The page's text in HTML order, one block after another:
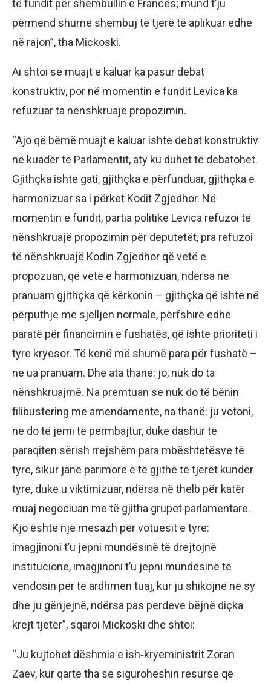
të fundit për shembullin e Francës; mund t’ju
përmend shumë shembuj të tjerë të aplikuar edhe
në rajon”, tha Mickoski.
Ai shtoi se muajt e kaluar ka pasur debat
konstruktiv, por në momentin e fundit Levica ka
refuzuar ta nënshkruajë propozimin.
“Ajo që bëmë muajt e kaluar ishte debat konstruktiv
në kuadër të Parlamentit, aty ku duhet të debatohet.
Gjithçka ishte gati, gjithçka e përfunduar, gjithçka e
harmonizuar sa i përket Kodit Zgjedhor. Në
momentin e fundit, partia politike Levica refuzoi të
nënshkruajë propozimin për deputetët, pra refuzoi
të nënshkruajë Kodin Zgjedhor që vetë e
propozuan, që vetë e harmonizuan, ndërsa ne
pranuam gjithçka që kërkonin – gjithçka që ishte në
përputhje me sjelljen normale, përfshirë edhe
paratë për financimin e fushatës, që ishte prioriteti i
tyre kryesor. Të kenë më shumë para për fushatë –
ne ua pranuam. Dhe ata thanë: jo, nuk do ta
nënshkruajmë. Na premtuan se nuk do të bënin
filibustering me amendamente, na thanë: ju votoni,
ne do të jemi të përmbajtur, duke dashur të
paraqiten sërish rrejshëm para mbështetësve të
tyre, sikur janë parimorë e të gjithë të tjerët kundër
tyre, duke u viktimizuar, ndërsa në thelb për katër
muaj negociuan me të gjitha grupet parlamentare.
Kjo është një mesazh për votuesit e tyre:
imagjinoni t’u jepni mundësinë të drejtojnë
institucione, imagjinoni t’u jepni mundësinë të
vendosin për të ardhmen tuaj, kur ju shikojnë në sy
dhe ju gënjejnë, ndërsa pas perdeve bëjnë diçka
krejt tjetër”, sqaroi Mickoski dhe shtoi:
“Ju kujtohet dëshmia e ish‑kryeministrit Zoran
Zaev, kur qartë tha se siguroheshin resurse që